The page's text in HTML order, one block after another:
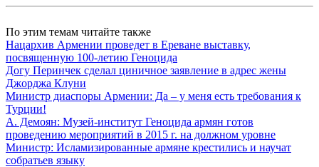
По этим темам читайте также
Нацархив Армении проведет в Ереване выставку,
посвященную 100-летию Геноцида
Догу Перинчек сделал циничное заявление в адрес жены
Джорджа Клуни
Министр диаспоры Армении: Да – у меня есть требования к
Турции!
А. Демоян: Музей-институт Геноцида армян готов
проведению мероприятий в 2015 г. на должном уровне
Министр: Исламизированные армяне крестились и научат
собратьев языку